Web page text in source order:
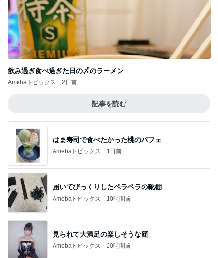
飲み過ぎ食べ過ぎた日の〆のラーメン
Amebaトピックス 2日前
記事を読む
はま寿司で食べたかった桃のパフェ
Amebaトピックス 1日前
届いてびっくりしたペラペラの靴棚
Amebaトピックス 10時間前
見られて大満足の楽しそうな顔
Amebaトピックス 20時間前